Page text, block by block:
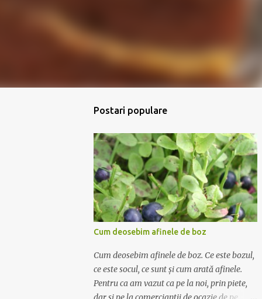
Postari populare
Cum deosebim afinele de boz
Cum deosebim afinele de boz. Ce este bozul,
ce este socul, ce sunt și cum arată afinele.
Pentru ca am vazut ca pe la noi, prin piete,